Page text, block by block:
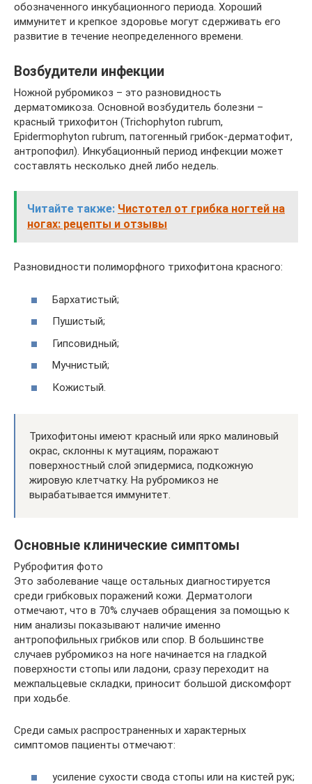
обозначенного инкубационного периода. Хороший
иммунитет и крепкое здоровье могут сдерживать его
развитие в течение неопределенного времени.
Возбудители инфекции
Ножной рубромикоз – это разновидность
дерматомикоза. Основной возбудитель болезни –
красный трихофитон (Trichophyton rubrum,
Epidermophyton rubrum, патогенный грибок-дерматофит,
антропофил). Инкубационный период инфекции может
составлять несколько дней либо недель.
Читайте также: Чистотел от грибка ногтей на
ногах: рецепты и отзывы
Разновидности полиморфного трихофитона красного:
Бархатистый;
Пушистый;
Гипсовидный;
Мучнистый;
Кожистый.
Трихофитоны имеют красный или ярко малиновый
окрас, склонны к мутациям, поражают
поверхностный слой эпидермиса, подкожную
жировую клетчатку. На рубромикоз не
вырабатывается иммунитет.
Основные клинические симптомы
Руброфития фото
Это заболевание чаще остальных диагностируется
среди грибковых поражений кожи. Дерматологи
отмечают, что в 70% случаев обращения за помощью к
ним анализы показывают наличие именно
антропофильных грибков или спор. В большинстве
случаев рубромикоз на ноге начинается на гладкой
поверхности стопы или ладони, сразу переходит на
межпальцевые складки, приносит большой дискомфорт
при ходьбе.
Среди самых распространенных и характерных
симптомов пациенты отмечают:
усиление сухости свода стопы или на кистей рук;